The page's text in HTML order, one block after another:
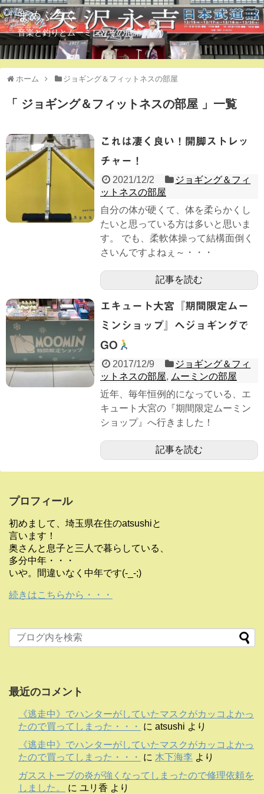
まめぶろぐ
音楽と釣りとムーミンとその他諸々(^^)
ホーム ジョギング＆フィットネスの部屋
「 ジョギング＆フィットネスの部屋 」一覧
これは凄く良い！開脚ストレッ
チャー！
2021/12/2
ジョギング＆フィ
ットネスの部屋
自分の体が硬くて、体を柔らかくし
たいと思っている方は多いと思いま
す。 でも、柔軟体操って結構面倒く
さいんですよねぇ～・・・
記事を読む
エキュート大宮『期間限定ムー
ミンショップ』へジョギングで
GO
2017/12/9
ジョギング＆フィ
ットネスの部屋, ムーミンの部屋
近年、毎年恒例的になっている、エ
キュート大宮の『期間限定ムーミン
ショップ』へ行きました！
記事を読む
プロフィール
初めまして、埼玉県在住のatsushiと
言います！
奥さんと息子と三人で暮らしている、
多分中年・・・
いや。間違いなく中年です(-_-;)
続きはこちらから・・・
最近のコメント
《逃走中》でハンターがしていたマスクがカッコよかっ
たので買ってしまった・・・
に atsushi より
《逃走中》でハンターがしていたマスクがカッコよかっ
たので買ってしまった・・・
に 木下海李 より
ガスストーブの炎が強くなってしまったので修理依頼を
しました。
に ユリ香 より